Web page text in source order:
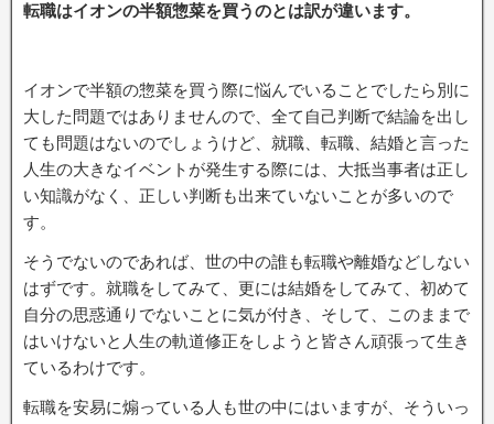
転職はイオンの半額惣菜を買うのとは訳が違います。
イオンで半額の惣菜を買う際に悩んでいることでしたら別に
大した問題ではありませんので、全て自己判断で結論を出し
ても問題はないのでしょうけど、就職、転職、結婚と言った
人生の大きなイベントが発生する際には、大抵当事者は正し
い知識がなく、正しい判断も出来ていないことが多いので
す。
そうでないのであれば、世の中の誰も転職や離婚などしない
はずです。就職をしてみて、更には結婚をしてみて、初めて
自分の思惑通りでないことに気が付き、そして、このままで
はいけないと人生の軌道修正をしようと皆さん頑張って生き
ているわけです。
転職を安易に煽っている人も世の中にはいますが、そういっ